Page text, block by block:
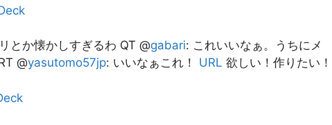
とか懐かしすぎるわ QT @gabari: これいいなぁ。うちにメ
@yasutomo57jp: いいなぁこれ！ URL 欲しい！作りたい！